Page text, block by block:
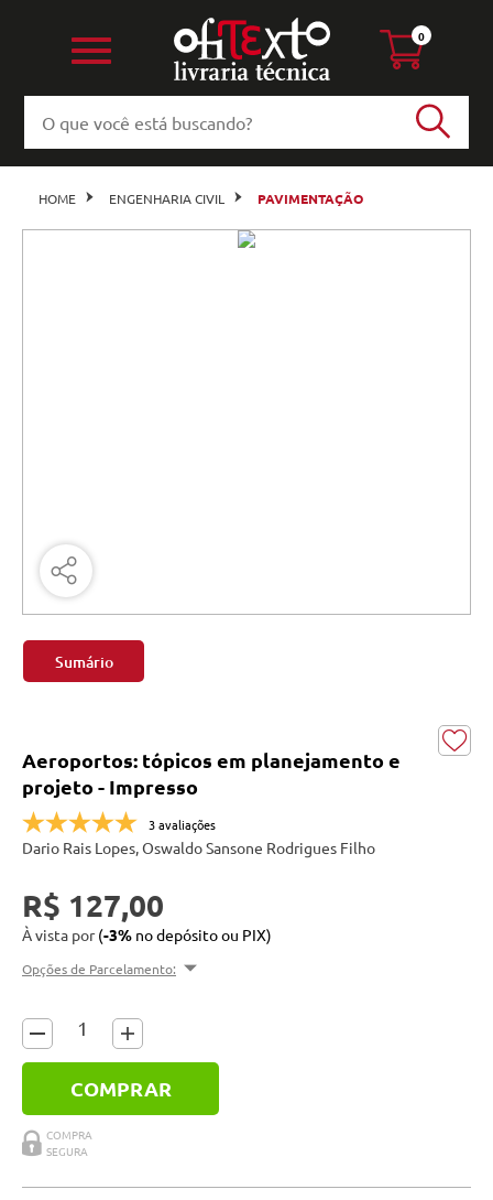
0
HOME ENGENHARIA CIVIL PAVIMENTAÇÃO
Sumário
Aeroportos: tópicos em planejamento e
projeto - Impresso
3 avaliações
Dario Rais Lopes, Oswaldo Sansone Rodrigues Filho
R$ 127,00
À vista por(-3% no depósito ou PIX)
Opções de Parcelamento:
COMPRAR